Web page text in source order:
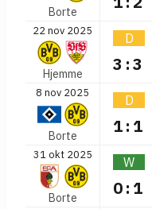
Borte
22 nov 2025
Hjemme
D
3:3
8 nov 2025
Borte
D
1:1
31 okt 2025
Borte
W
0:1